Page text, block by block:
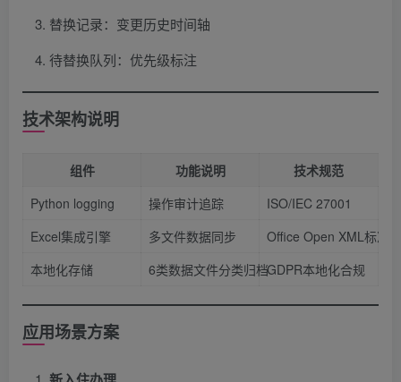
替换记录：变更历史时间轴
待替换队列：优先级标注
技术架构说明
组件 功能说明
技术规范
Python logging
操作审计追踪
ISO/IEC 27001
Excel集成引擎
多文件数据同步
Office Open XML标准
本地化存储
6类数据文件分类归档GDPR本地化合规
应用场景方案